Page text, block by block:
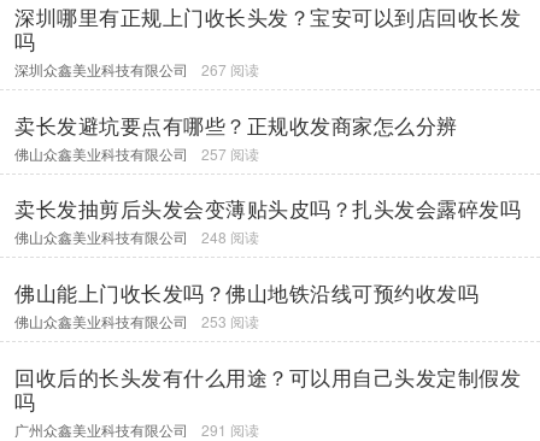
深圳哪里有正规上门收长头发？宝安可以到店回收长发
吗
深圳众鑫美业科技有限公司 267 阅读
卖长发避坑要点有哪些？正规收发商家怎么分辨
佛山众鑫美业科技有限公司 257 阅读
卖长发抽剪后头发会变薄贴头皮吗？扎头发会露碎发吗
佛山众鑫美业科技有限公司 248 阅读
佛山能上门收长发吗？佛山地铁沿线可预约收发吗
佛山众鑫美业科技有限公司 253 阅读
回收后的长头发有什么用途？可以用自己头发定制假发
吗
广州众鑫美业科技有限公司 291 阅读